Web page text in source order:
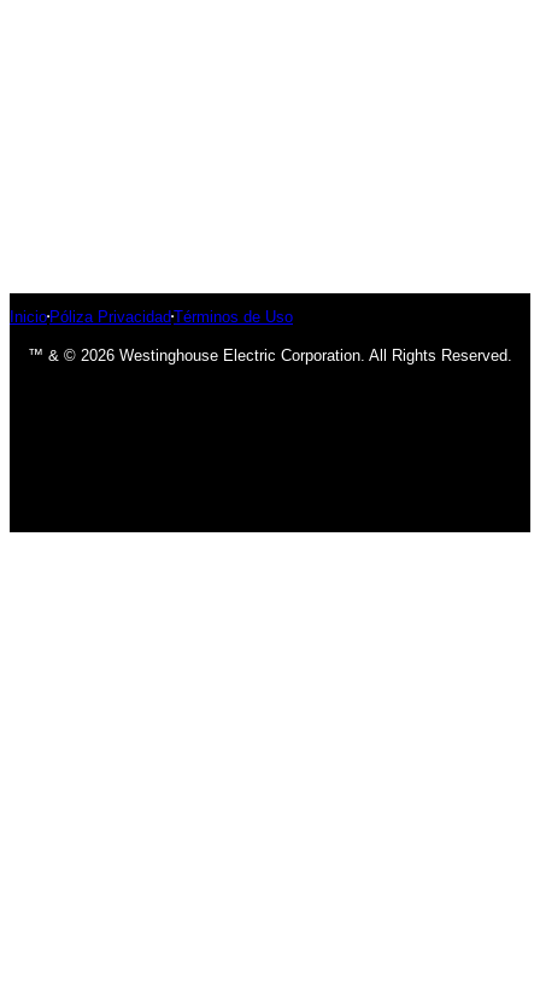
Inicio Póliza Privacidad Términos de Uso
™ & © 2026 Westinghouse Electric Corporation. All Rights Reserved.